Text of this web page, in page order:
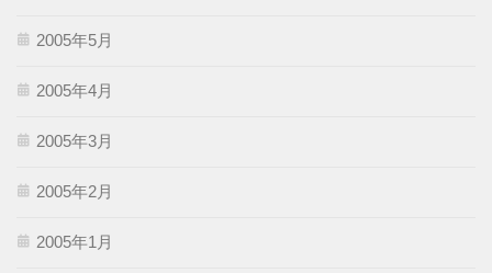
2005年5月
2005年4月
2005年3月
2005年2月
2005年1月